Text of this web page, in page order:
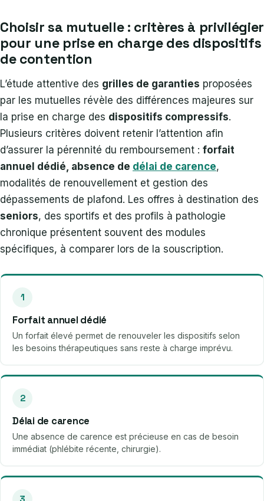
Choisir sa mutuelle : critères à privilégier
pour une prise en charge des dispositifs
de contention
L’étude attentive des grilles de garanties proposées
par les mutuelles révèle des différences majeures sur
la prise en charge des dispositifs compressifs.
Plusieurs critères doivent retenir l’attention afin
d’assurer la pérennité du remboursement : forfait
annuel dédié, absence de délai de carence,
modalités de renouvellement et gestion des
dépassements de plafond. Les offres à destination des
seniors, des sportifs et des profils à pathologie
chronique présentent souvent des modules
spécifiques, à comparer lors de la souscription.
1
Forfait annuel dédié
Un forfait élevé permet de renouveler les dispositifs selon
les besoins thérapeutiques sans reste à charge imprévu.
2
Délai de carence
Une absence de carence est précieuse en cas de besoin
immédiat (phlébite récente, chirurgie).